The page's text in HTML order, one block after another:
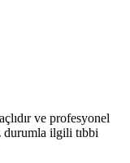
ve profesyonel
durumla ilgili tıbbi